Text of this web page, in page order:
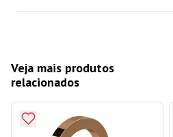
Veja mais produtos
relacionados